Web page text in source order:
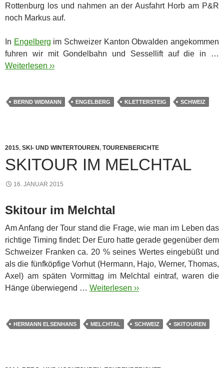
Rottenburg los und nahmen an der Ausfahrt Horb am P&R
noch Markus auf.
In Engelberg im Schweizer Kanton Obwalden angekommen
fuhren wir mit Gondelbahn und Sessellift auf die in …
Weiterlesen ››
BERND WIDMANN ENGELBERG KLETTERSTEIG SCHWEIZ
2015, SKI- UND WINTERTOUREN, TOURENBERICHTE
SKITOUR IM MELCHTAL
16. JANUAR 2015
Skitour im Melchtal
Am Anfang der Tour stand die Frage, wie man im Leben das
richtige Timing findet: Der Euro hatte gerade gegenüber dem
Schweizer Franken ca. 20 % seines Wertes eingebüßt und
als die fünfköpfige Vorhut (Hermann, Hajo, Werner, Thomas,
Axel) am späten Vormittag im Melchtal eintraf, waren die
Hänge überwiegend … Weiterlesen ››
HERMANN ELSENHANS MELCHTAL SCHWEIZ SKITOUREN